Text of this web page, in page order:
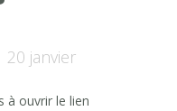
20 janvier
à ouvrir le lien